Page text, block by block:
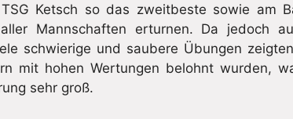
Ketsch so das zweitbeste sowie am
Mannschaften erturnen. Da jedoch
schwierige und saubere Übungen
mit hohen Wertungen belohnt wurden,
sehr groß.